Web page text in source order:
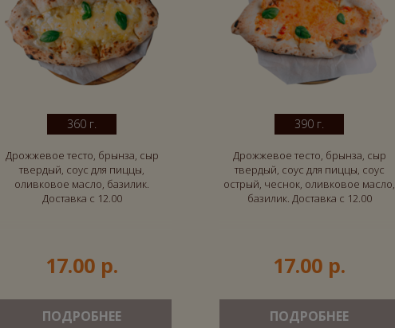
360 г.
Дрожжевое тесто, брынза, сыр
твердый, соус для пиццы,
оливковое масло, базилик.
Доставка с 12.00
17.00 р.
ПОДРОБНЕЕ
390 г.
Дрожжевое тесто, брынза, сыр
твердый, соус для пиццы, соус
острый, чеснок, оливковое масло,
базилик. Доставка с 12.00
17.00 р.
ПОДРОБНЕЕ